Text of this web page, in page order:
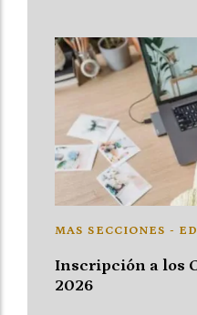
Inscripción a los
2026
MAS SECCIONES -